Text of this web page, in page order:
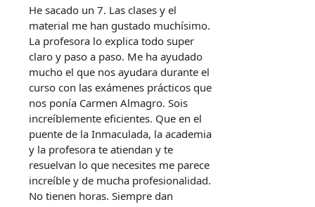
He sacado un 7. Las clases y el
material me han gustado muchísimo.
La profesora lo explica todo super
claro y paso a paso. Me ha ayudado
mucho el que nos ayudara durante el
curso con las exámenes prácticos que
nos ponía Carmen Almagro. Sois
increíblemente eficientes. Que en el
puente de la Inmaculada, la academia
y la profesora te atiendan y te
resuelvan lo que necesites me parece
increíble y de mucha profesionalidad.
No tienen horas. Siempre dan